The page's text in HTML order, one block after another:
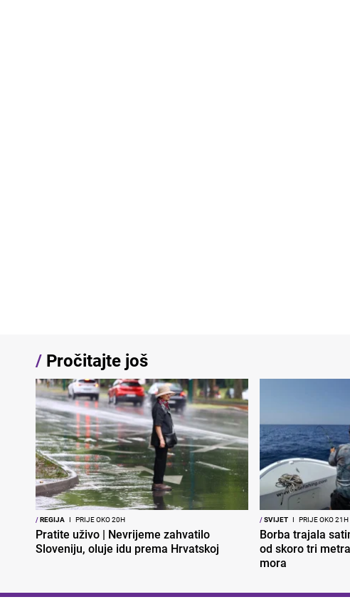
/ Pročitajte još
/REGIJA I PRIJE OKO 20H
Pratite uživo | Nevrijeme zahvatilo
Sloveniju, oluje idu prema Hrvatskoj
/SVIJET I PRIJE OKO 21H
Borba trajala
od skoro tri
mora